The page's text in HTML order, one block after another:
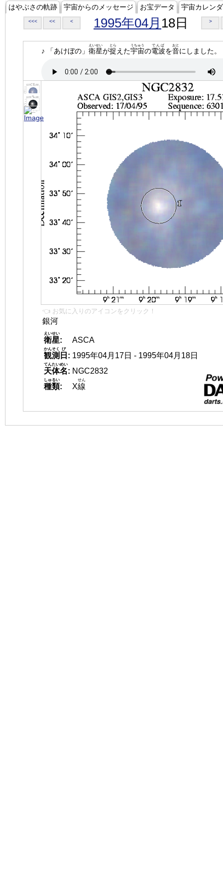
はやぶさの軌跡 宇宙からのメッセージ お宝データ 宇宙カレン
<<< << < 1995年04月 18日 >
♪ 「あけぼの」 衛星
えいせい
が捉
とら
えた宇宙
うちゅう
の電波
でんぱ
を音
おと
にしました。
👈 お気に入りのアイコンをクリック！
銀河
衛星
えいせい
:
ASCA
観測
かんそく
日
び
: 1995年04月17日 - 1995年04月18日
天体名
てんたいめい
: NGC2832
種類
しゅるい
: X線
せん